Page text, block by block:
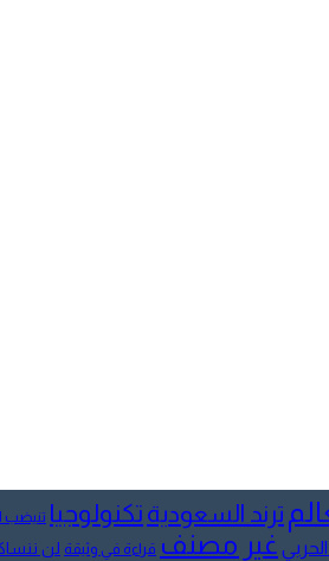
ترند السعودية تكنولوجيا تنيضب
غير مصنف قراءة في وثيقة لن